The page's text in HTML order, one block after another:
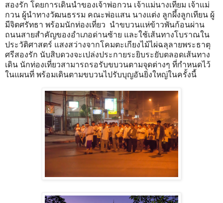
สองรัก โดยการเดินนำของเจ้าพ่อกวน เจ้าแม่นางเทียม เจ้าแม่
กวน ผู้นำทางวัฒนธรรม คณะพ่อแสน นางแต่ง ลูกผึ้งลูกเทียน ผู้
มีจิตศรัทธา พร้อมนักท่องเที่ยว นำขบวนแห่ข้าวพันก้อนผ่าน
ถนนสายสำคัญของอำเภอด่านซ้าย และใช้เส้นทางโบราณใน
ประวัติศาสตร์ แสงสว่างจากโคมตะเกียงไม้ไผ่ฉลุลายพระธาตุ
ศรีสองรัก นับสิบดวงจะเปล่งประกายระยิบระยับตลอดเส้นทาง
เดิน นักท่องเที่ยวสามารถรอรับขบวนตามจุดต่างๆ ที่กำหนดไว้
ในแผนที่ พร้อมเดินตามขบวนไปรับบุญอันยิ่งใหญ่ในครั้งนี้